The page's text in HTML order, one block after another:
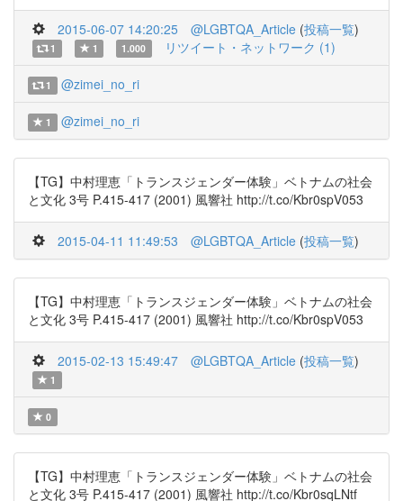
2015-06-07 14:20:25 @LGBTQA_Article (投稿一覧)
1 1 1.000 リツイート・ネットワーク (1)
1 @zimei_no_ri
1 @zimei_no_ri
【TG】中村理恵「トランスジェンダー体験」ベトナムの社会
と文化 3号 P.415-417 (2001) 風響社 http://t.co/Kbr0spV053
2015-04-11 11:49:53 @LGBTQA_Article (投稿一覧)
【TG】中村理恵「トランスジェンダー体験」ベトナムの社会
と文化 3号 P.415-417 (2001) 風響社 http://t.co/Kbr0spV053
2015-02-13 15:49:47 @LGBTQA_Article (投稿一覧)
1
0
【TG】中村理恵「トランスジェンダー体験」ベトナムの社会
と文化 3号 P.415-417 (2001) 風響社 http://t.co/Kbr0sqLNtf